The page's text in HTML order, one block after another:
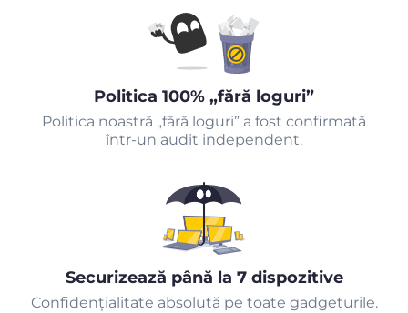
Politica 100% „fără loguri”
Politica noastră „fără loguri” a fost confirmată
într-un audit independent.
Securizează până la 7 dispozitive
Confidențialitate absolută pe toate gadgeturile.